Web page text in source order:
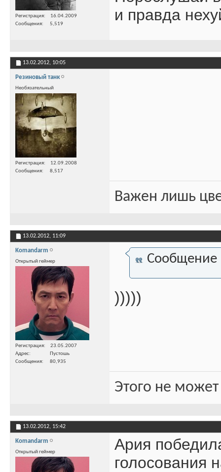
Регистрация
16.04.2009
Сообщения
5,519
и правда
13.02.2012, 10:05
Резиновый танк
Необязательный
Регистрация
12.09.2008
Сообщения
8,517
Важен лишь
13.02.2012, 11:09
Komandarm
Открытый геймер
Регистрация
23.05.2007
Адрес
Пустошь
Сообщения
80,935
Сообщение
)))))
Этого не
13.02.2012, 15:42
Komandarm
Открытый геймер
Ария
голосования